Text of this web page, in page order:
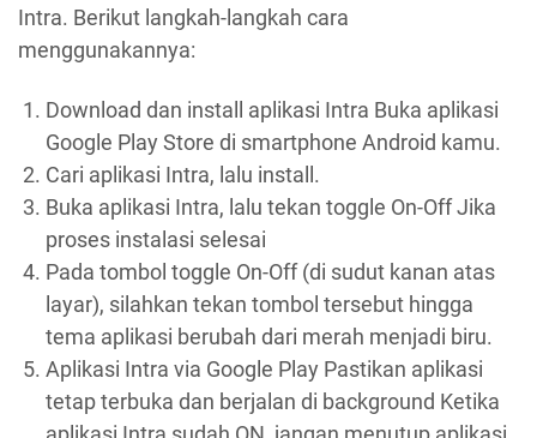
Intra. Berikut langkah-langkah cara
menggunakannya:
Download dan install aplikasi Intra Buka aplikasi
Google Play Store di smartphone Android kamu.
Cari aplikasi Intra, lalu install.
Buka aplikasi Intra, lalu tekan toggle On-Off Jika
proses instalasi selesai
Pada tombol toggle On-Off (di sudut kanan atas
layar), silahkan tekan tombol tersebut hingga
tema aplikasi berubah dari merah menjadi biru.
Aplikasi Intra via Google Play Pastikan aplikasi
tetap terbuka dan berjalan di background Ketika